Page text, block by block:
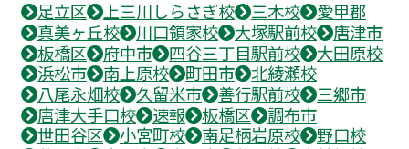
足立区
上三川しらさぎ校 三木校
愛甲郡
真美ヶ丘校
川口領家校 大塚駅前校
唐津市
板橋区
府中市 四谷三丁目駅前校
大田原校
浜松市
南上原校 町田市
北綾瀬校
八尾永畑校
久留米市 善行駅前校
三郷市
唐津大手口校
速報 板橋区
調布市
世田谷区
小宮町校 南足柄岩原校
野口校